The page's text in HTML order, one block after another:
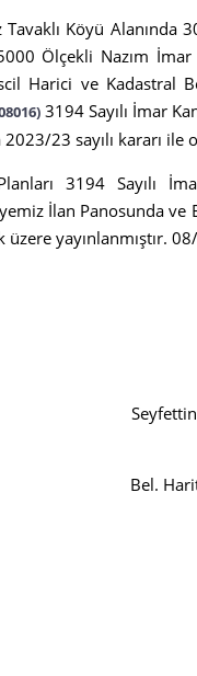
Alanında 303
Ölçekli Nazım İmar
Harici ve Kadastral
3194 Sayılı İmar
2023/23 sayılı kararı
3194 Sayılı
İlan Panosunda ve
yayınlanmıştır.
Seyfettin
V Bel.